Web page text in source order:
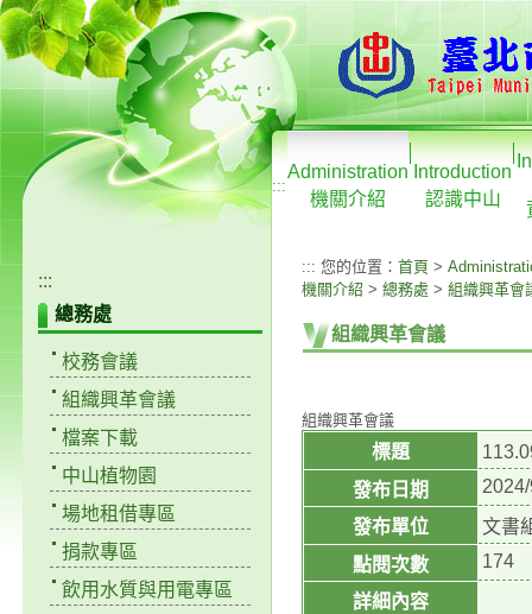
:::
Administration
機關介紹
Introduction
認識中山
:::
總務處
校務會議
組織興革會議
檔案下載
中山植物園
場地租借專區
捐款專區
飲用水質與用電專區
::: 您的位置： 首頁 >
機關介紹 > 總務處 > 組織興革會
組織興革會議
組織興革會議
標題
發布日期
發布單位
文書
點閱次數
174
詳細內容